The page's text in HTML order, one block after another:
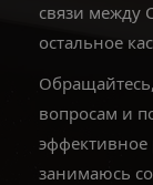
связи между
остальное
вопросам и
эффективное
занимаюсь